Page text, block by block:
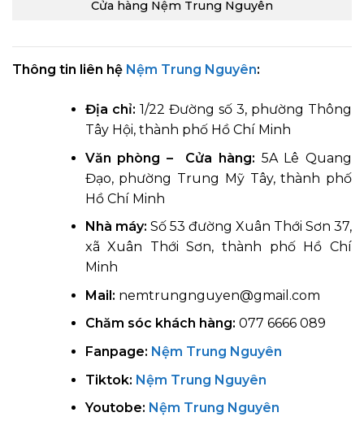
Cửa hàng Nệm Trung Nguyên
Thông tin liên hệ Nệm Trung Nguyên:
Địa chỉ: 1/22 Đường số 3, phường Thông
Tây Hội, thành phố Hồ Chí Minh
Văn phòng – Cửa hàng: 5A Lê Quang
Đạo, phường Trung Mỹ Tây, thành phố
Hồ Chí Minh
Nhà máy: Số 53 đường Xuân Thới Sơn 37,
xã Xuân Thới Sơn, thành phố Hồ Chí
Minh
Mail: nemtrungnguyen@gmail.com
Chăm sóc khách hàng: 077 6666 089
Fanpage: Nệm Trung Nguyên
Tiktok: Nệm Trung Nguyên
Youtobe: Nệm Trung Nguyên